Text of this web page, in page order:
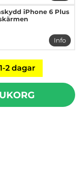
mer
iPhone 6 Plus
Info
mer
2 dagar